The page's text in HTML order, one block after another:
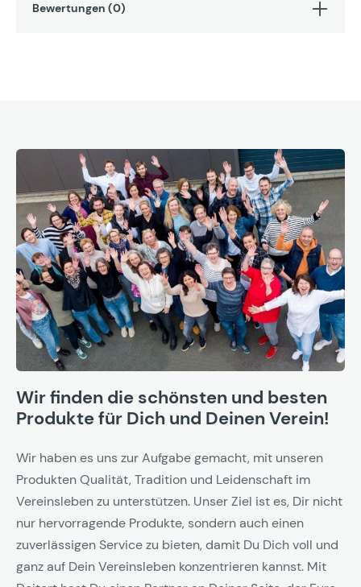
Bewertungen (0)
Wir finden die schönsten und besten
Produkte für Dich und Deinen Verein!
Wir haben es uns zur Aufgabe gemacht, mit unseren
Produkten Qualität, Tradition und Leidenschaft im
Vereinsleben zu unterstützen. Unser Ziel ist es, Dir nicht
nur hervorragende Produkte, sondern auch einen
zuverlässigen Service zu bieten, damit Du Dich voll und
ganz auf Dein Vereinsleben konzentrieren kannst. Mit